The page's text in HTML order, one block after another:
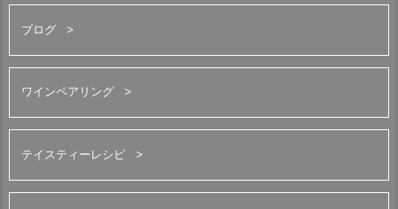
ブログ
ワインペアリング
テイスティーレシピ